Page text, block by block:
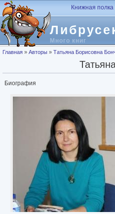
Перейти к основному содержанию
Много книг
Книжная полка
Вы здесь
Главная » Авторы » Татьяна Борисовна
Биография